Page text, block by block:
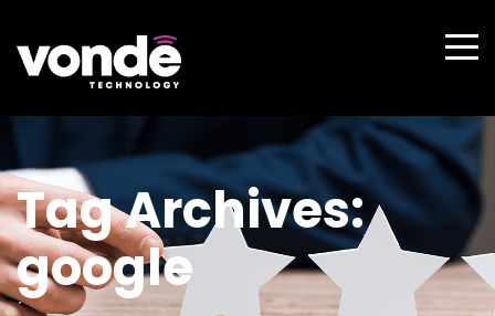
Tag Archives:
google